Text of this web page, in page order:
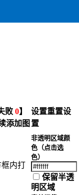
败 0】
添加图
内打
设置重置设
置
非透明区域颜
色（点击选
色）
保留半透
明区域